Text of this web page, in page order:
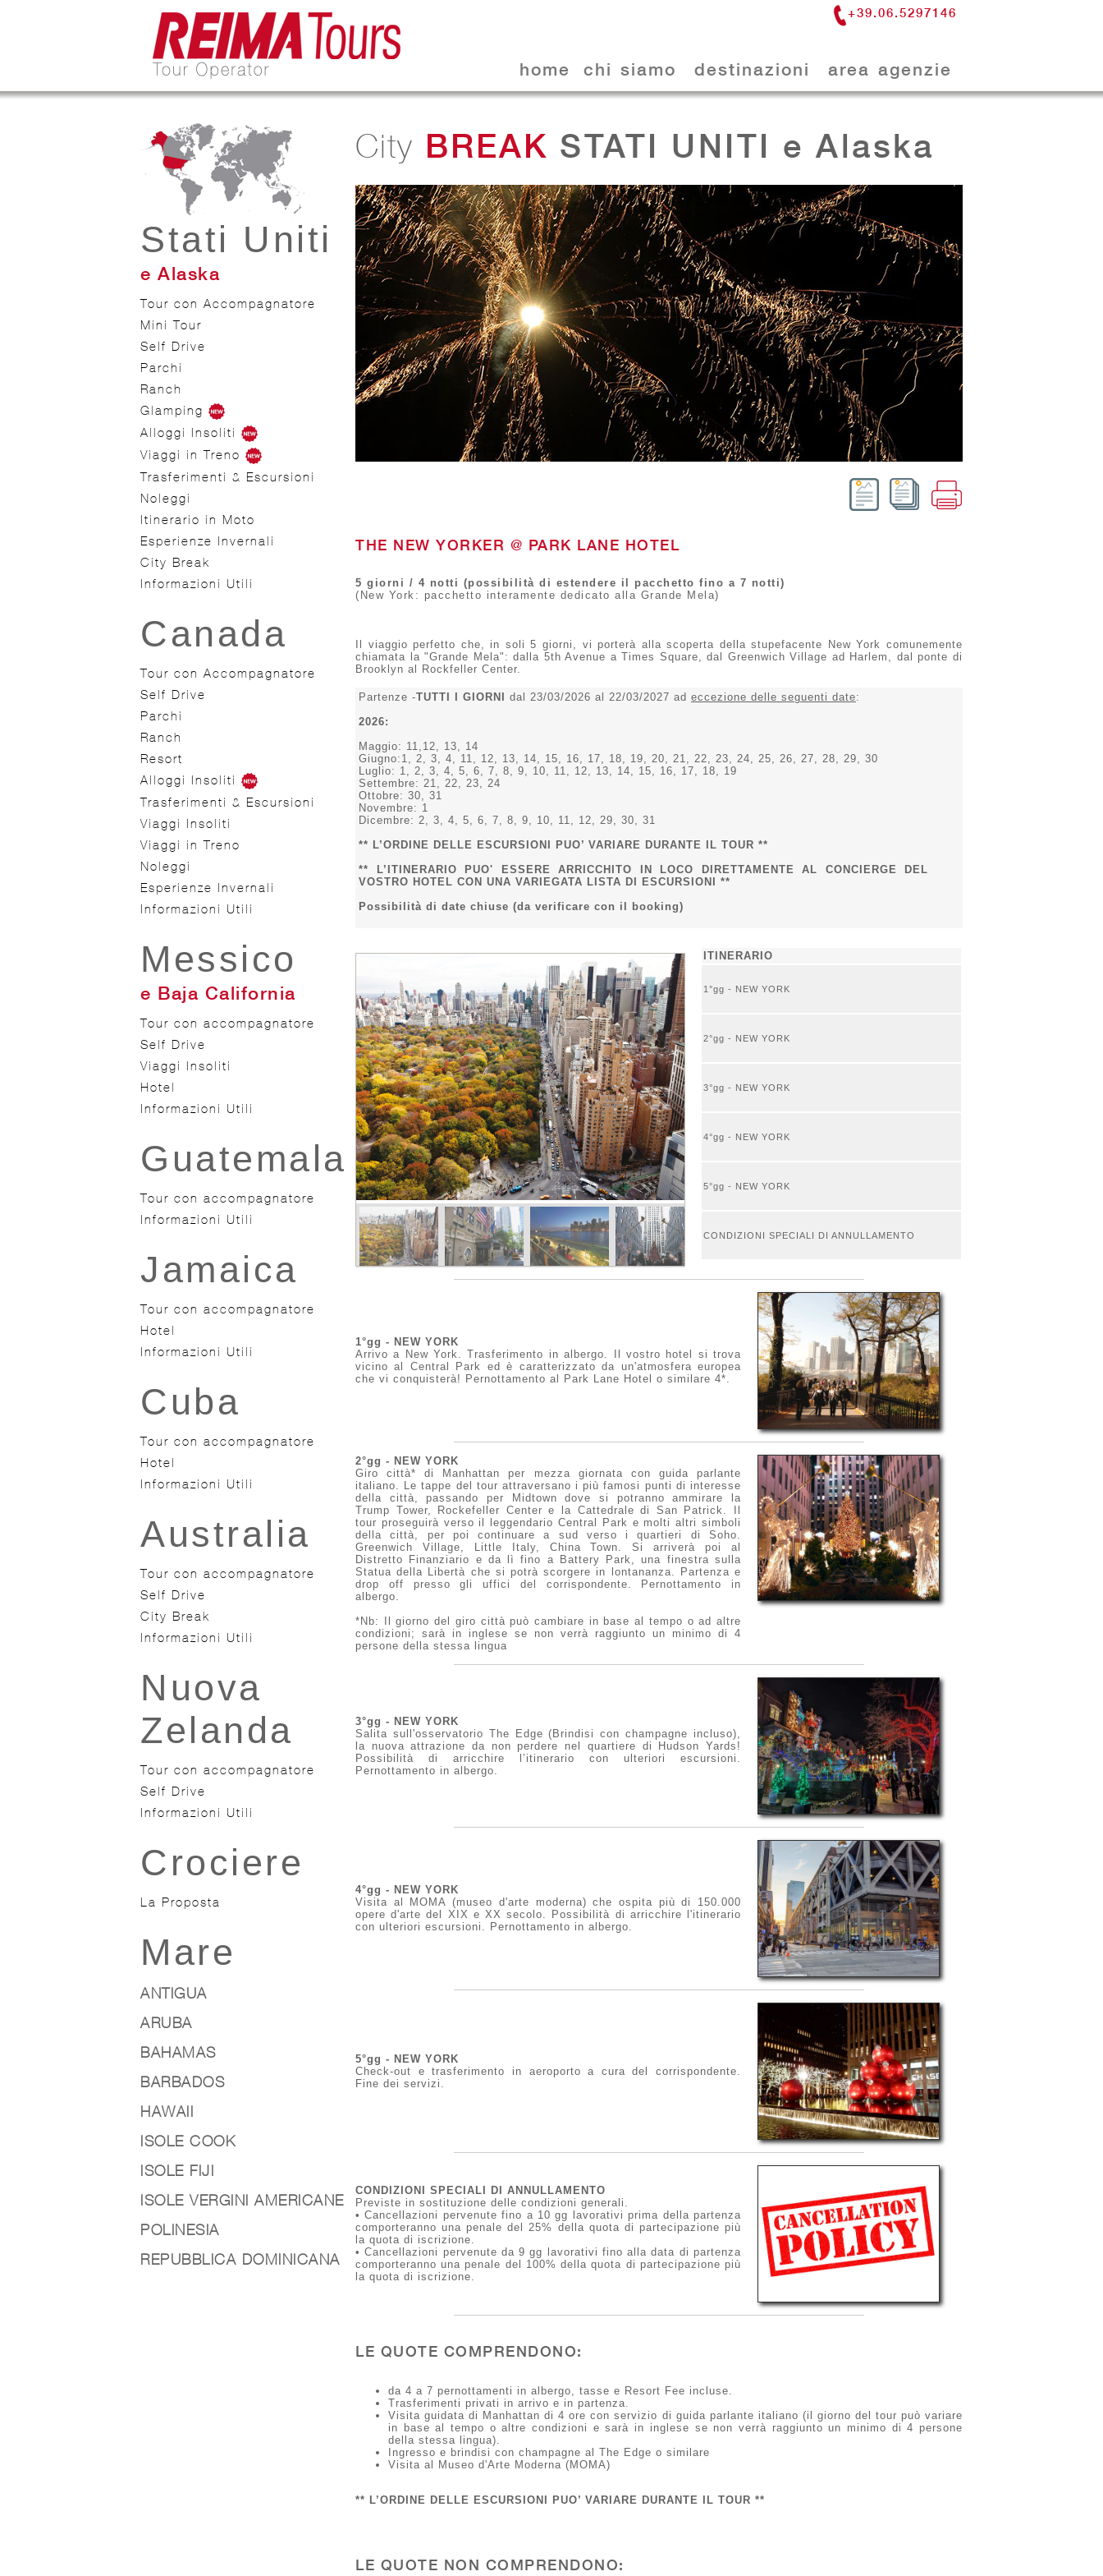
+39.06.5297146
home chi siamo destinazioni area agenzie
Stati Uniti
e Alaska
Tour con Accompagnatore
Mini Tour
Self Drive
Parchi
Ranch
Glamping
Alloggi Insoliti
Viaggi in Treno
Trasferimenti & Escursioni
Noleggi
Itinerario in Moto
Esperienze Invernali
City Break
Informazioni Utili
Canada
Tour con Accompagnatore
Self Drive
Parchi
Ranch
Resort
Alloggi Insoliti
Trasferimenti & Escursioni
Viaggi Insoliti
Viaggi in Treno
Noleggi
Esperienze Invernali
Informazioni Utili
Messico
e Baja California
Tour con accompagnatore
Self Drive
Viaggi Insoliti
Hotel
Informazioni Utili
Guatemala
Tour con accompagnatore
Informazioni Utili
Jamaica
Tour con accompagnatore
Hotel
Informazioni Utili
Cuba
Tour con accompagnatore
Hotel
Informazioni Utili
Australia
Tour con accompagnatore
Self Drive
City Break
Informazioni Utili
Nuova
Zelanda
Tour con accompagnatore
Self Drive
Informazioni Utili
Crociere
La Proposta
Mare
ANTIGUA
ARUBA
BAHAMAS
BARBADOS
HAWAII
ISOLE COOK
ISOLE FIJI
ISOLE VERGINI AMERICANE
POLINESIA
REPUBBLICA DOMINICANA
City BREAK STATI UNITI e Alaska
THE NEW YORKER @ PARK LANE HOTEL
5 giorni / 4 notti (possibilità di estendere il pacchetto fino a 7 notti)
(New York: pacchetto interamente dedicato alla Grande Mela)
Il viaggio perfetto che, in soli 5 giorni, vi porterà alla scoperta della stupefacente New York comunemente
chiamata la "Grande Mela": dalla 5th Avenue a Times Square, dal Greenwich Village ad Harlem, dal ponte di
Brooklyn al Rockfeller Center.
Partenze -TUTTI I GIORNI dal 23/03/2026 al 22/03/2027 ad eccezione delle seguenti date:
2026:
Maggio: 11,12, 13, 14
Giugno:1, 2, 3, 4, 11, 12, 13, 14, 15, 16, 17, 18, 19, 20, 21, 22, 23, 24, 25, 26, 27, 28, 29, 30
Luglio: 1, 2, 3, 4, 5, 6, 7, 8, 9, 10, 11, 12, 13, 14, 15, 16, 17, 18, 19
Settembre: 21, 22, 23, 24
Ottobre: 30, 31
Novembre: 1
Dicembre: 2, 3, 4, 5, 6, 7, 8, 9, 10, 11, 12, 29, 30, 31
** L’ORDINE DELLE ESCURSIONI PUO’ VARIARE DURANTE IL TOUR **
** L’ITINERARIO PUO' ESSERE ARRICCHITO IN LOCO DIRETTAMENTE AL CONCIERGE DEL
VOSTRO HOTEL CON UNA VARIEGATA LISTA DI ESCURSIONI **
Possibilità di date chiuse (da verificare con il booking)
ITINERARIO
1°gg - NEW YORK
2°gg - NEW YORK
3°gg - NEW YORK
4°gg - NEW YORK
5°gg - NEW YORK
CONDIZIONI SPECIALI DI ANNULLAMENTO
1°gg - NEW YORK
Arrivo a New York. Trasferimento in albergo. Il vostro hotel si trova
vicino al Central Park ed è caratterizzato da un'atmosfera europea
che vi conquisterà! Pernottamento al Park Lane Hotel o similare 4*.
2°gg - NEW YORK
Giro città* di Manhattan per mezza giornata con guida parlante
italiano. Le tappe del tour attraversano i più famosi punti di interesse
della città, passando per Midtown dove si potranno ammirare la
Trump Tower, Rockefeller Center e la Cattedrale di San Patrick. Il
tour proseguirà verso il leggendario Central Park e molti altri simboli
della città, per poi continuare a sud verso i quartieri di Soho.
Greenwich Village, Little Italy, China Town. Si arriverà poi al
Distretto Finanziario e da lì fino a Battery Park, una finestra sulla
Statua della Libertà che si potrà scorgere in lontananza. Partenza e
drop off presso gli uffici del corrispondente. Pernottamento in
albergo.
*Nb: Il giorno del giro città può cambiare in base al tempo o ad altre
condizioni; sarà in inglese se non verrà raggiunto un minimo di 4
persone della stessa lingua
3°gg - NEW YORK
Salita sull'osservatorio The Edge (Brindisi con champagne incluso),
la nuova attrazione da non perdere nel quartiere di Hudson Yards!
Possibilità di arricchire l’itinerario con ulteriori escursioni.
Pernottamento in albergo.
4°gg - NEW YORK
Visita al MOMA (museo d'arte moderna) che ospita più di 150.000
opere d'arte del XIX e XX secolo. Possibilità di arricchire l'itinerario
con ulteriori escursioni. Pernottamento in albergo.
5°gg - NEW YORK
Check-out e trasferimento in aeroporto a cura del corrispondente.
Fine dei servizi.
CONDIZIONI SPECIALI DI ANNULLAMENTO
Previste in sostituzione delle condizioni generali.
• Cancellazioni pervenute fino a 10 gg lavorativi prima della partenza
comporteranno una penale del 25% della quota di partecipazione più
la quota di iscrizione.
• Cancellazioni pervenute da 9 gg lavorativi fino alla data di partenza
comporteranno una penale del 100% della quota di partecipazione più
la quota di iscrizione.
LE QUOTE COMPRENDONO:
da 4 a 7 pernottamenti in albergo, tasse e Resort Fee incluse.
Trasferimenti privati in arrivo e in partenza.
Visita guidata di Manhattan di 4 ore con servizio di guida parlante italiano (il giorno del tour può variare
in base al tempo o altre condizioni e sarà in inglese se non verrà raggiunto un minimo di 4 persone
della stessa lingua).
Ingresso e brindisi con champagne al The Edge o similare
Visita al Museo d'Arte Moderna (MOMA)
** L’ORDINE DELLE ESCURSIONI PUO’ VARIARE DURANTE IL TOUR **
LE QUOTE NON COMPRENDONO: